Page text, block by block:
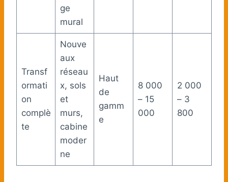
ge
mural
Transf
ormati
on
complè
te
Nouve
aux
réseau
x, sols
et
murs,
cabine
moder
ne
Haut
de
gamm
e
8 000
– 15
000
2 000
– 3
800